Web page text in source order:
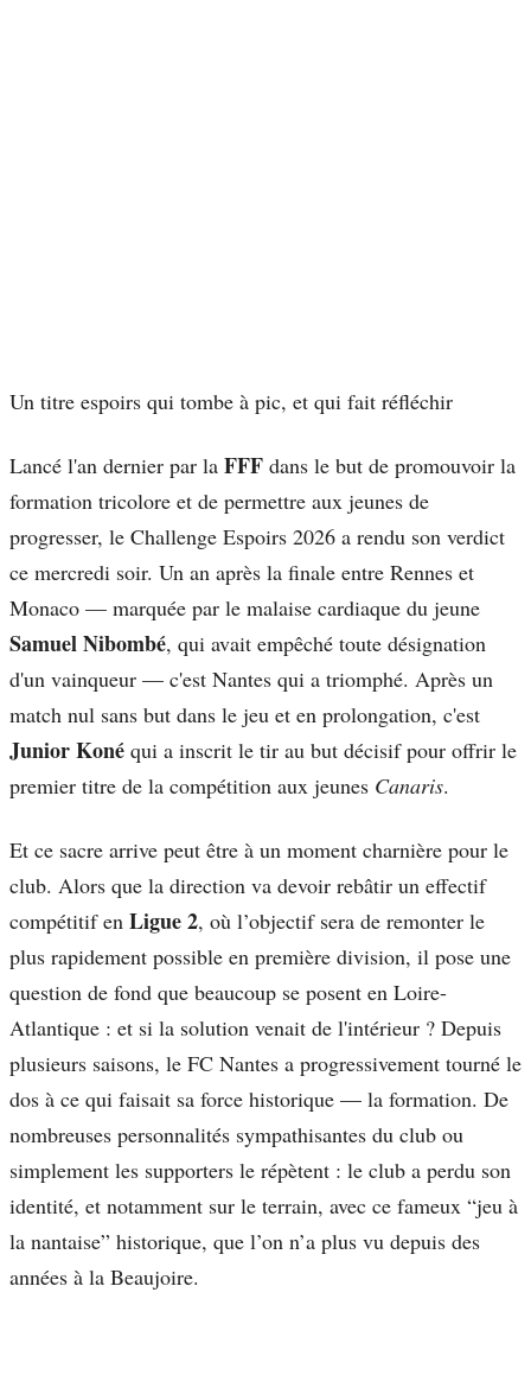
Un titre espoirs qui tombe à pic, et qui fait réfléchir
Lancé l'an dernier par la FFF dans le but de promouvoir la
formation tricolore et de permettre aux jeunes de
progresser, le Challenge Espoirs 2026 a rendu son verdict
ce mercredi soir. Un an après la finale entre Rennes et
Monaco — marquée par le malaise cardiaque du jeune
Samuel Nibombé, qui avait empêché toute désignation
d'un vainqueur — c'est Nantes qui a triomphé. Après un
match nul sans but dans le jeu et en prolongation, c'est
Junior Koné qui a inscrit le tir au but décisif pour offrir le
premier titre de la compétition aux jeunes Canaris.
Et ce sacre arrive peut être à un moment charnière pour le
club. Alors que la direction va devoir rebâtir un effectif
compétitif en Ligue 2, où l’objectif sera de remonter le
plus rapidement possible en première division, il pose une
question de fond que beaucoup se posent en Loire-
Atlantique : et si la solution venait de l'intérieur ? Depuis
plusieurs saisons, le FC Nantes a progressivement tourné le
dos à ce qui faisait sa force historique — la formation. De
nombreuses personnalités sympathisantes du club ou
simplement les supporters le répètent : le club a perdu son
identité, et notamment sur le terrain, avec ce fameux “jeu à
la nantaise” historique, que l’on n’a plus vu depuis des
années à la Beaujoire.